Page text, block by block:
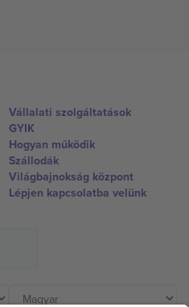
Vállalati szolgáltatások
GYIK
Hogyan működik
Szállodák
Világbajnokság központ
Lépjen kapcsolatba velünk